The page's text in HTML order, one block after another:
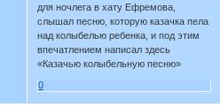
для ночлега в хату Ефремова,
слышал песню, которую казачка пела
над колыбелью ребенка, и под этим
впечатлением написал здесь
«Казачью колыбельную песню»
0